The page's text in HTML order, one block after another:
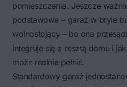
pomieszczenia. Jeszcze
podstawowa – garaż w bryle
wolnostojący – bo ona
integruje się z resztą domu i
może realnie pełnić.
Standardowy garaż